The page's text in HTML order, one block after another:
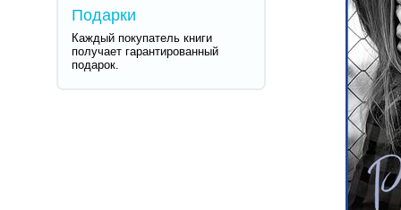
Подарки
Каждый покупатель книги
получает гарантированный
подарок.